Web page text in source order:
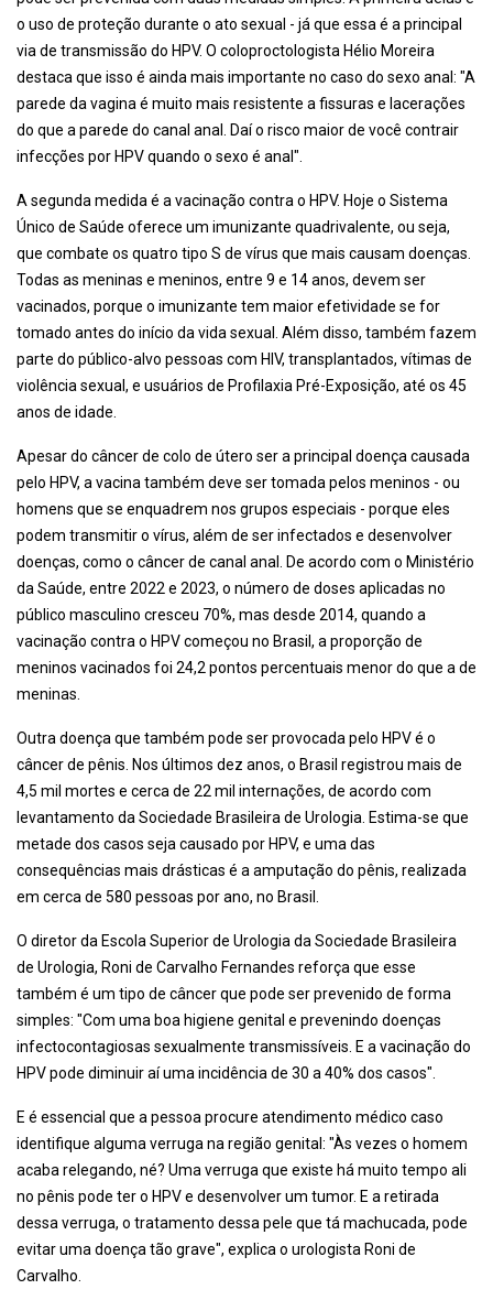
o uso de proteção durante o ato sexual - já que essa é a principal
via de transmissão do HPV. O coloproctologista Hélio Moreira
destaca que isso é ainda mais importante no caso do sexo anal: "A
parede da vagina é muito mais resistente a fissuras e lacerações
do que a parede do canal anal. Daí o risco maior de você contrair
infecções por HPV quando o sexo é anal".
A segunda medida é a vacinação contra o HPV. Hoje o Sistema
Único de Saúde oferece um imunizante quadrivalente, ou seja,
que combate os quatro tipo S de vírus que mais causam doenças.
Todas as meninas e meninos, entre 9 e 14 anos, devem ser
vacinados, porque o imunizante tem maior efetividade se for
tomado antes do início da vida sexual. Além disso, também fazem
parte do público-alvo pessoas com HIV, transplantados, vítimas de
violência sexual, e usuários de Profilaxia Pré-Exposição, até os 45
anos de idade.
Apesar do câncer de colo de útero ser a principal doença causada
pelo HPV, a vacina também deve ser tomada pelos meninos - ou
homens que se enquadrem nos grupos especiais - porque eles
podem transmitir o vírus, além de ser infectados e desenvolver
doenças, como o câncer de canal anal. De acordo com o Ministério
da Saúde, entre 2022 e 2023, o número de doses aplicadas no
público masculino cresceu 70%, mas desde 2014, quando a
vacinação contra o HPV começou no Brasil, a proporção de
meninos vacinados foi 24,2 pontos percentuais menor do que a de
meninas.
Outra doença que também pode ser provocada pelo HPV é o
câncer de pênis. Nos últimos dez anos, o Brasil registrou mais de
4,5 mil mortes e cerca de 22 mil internações, de acordo com
levantamento da Sociedade Brasileira de Urologia. Estima-se que
metade dos casos seja causado por HPV, e uma das
consequências mais drásticas é a amputação do pênis, realizada
em cerca de 580 pessoas por ano, no Brasil.
O diretor da Escola Superior de Urologia da Sociedade Brasileira
de Urologia, Roni de Carvalho Fernandes reforça que esse
também é um tipo de câncer que pode ser prevenido de forma
simples: "Com uma boa higiene genital e prevenindo doenças
infectocontagiosas sexualmente transmissíveis. E a vacinação do
HPV pode diminuir aí uma incidência de 30 a 40% dos casos".
E é essencial que a pessoa procure atendimento médico caso
identifique alguma verruga na região genital: "Às vezes o homem
acaba relegando, né? Uma verruga que existe há muito tempo ali
no pênis pode ter o HPV e desenvolver um tumor. E a retirada
dessa verruga, o tratamento dessa pele que tá machucada, pode
evitar uma doença tão grave", explica o urologista Roni de
Carvalho.